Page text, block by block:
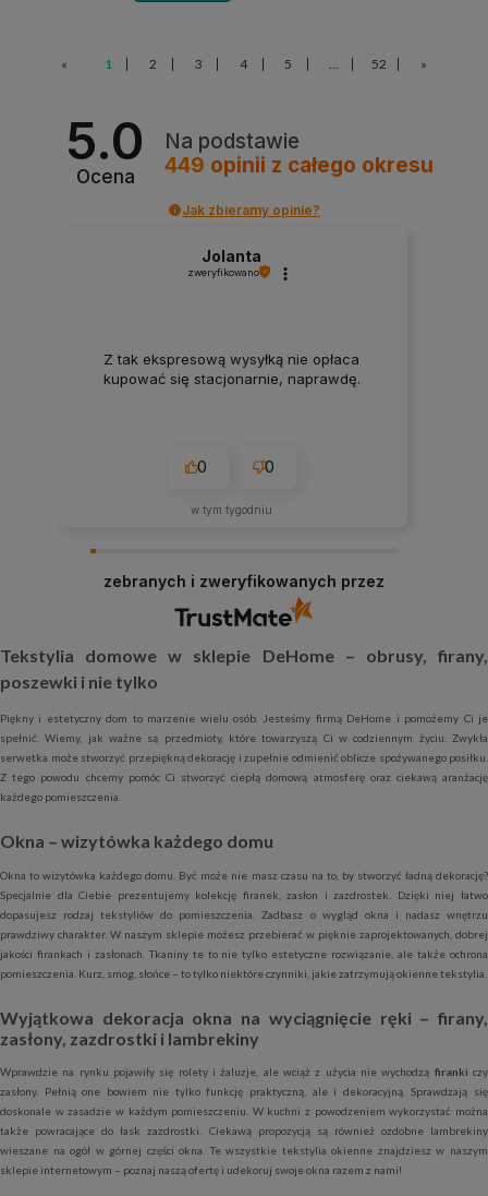
« 1 2 3 4 5 52 »
5.0
Ocena
Na podstawie
449 opinii z całego okresu
Jak zbieramy opinie?
Jolanta
zweryfikowano
Z tak ekspresową wysyłką nie opłaca
kupować się stacjonarnie, naprawdę.
0 0
w tym tygodniu
zebranych i zweryfikowanych przez
Tekstylia domowe w sklepie DeHome – obrusy, firany,
poszewki i nie tylko
Piękny i estetyczny dom to marzenie wielu osób. Jesteśmy firmą DeHome i pomożemy Ci je
spełnić. Wiemy, jak ważne są przedmioty, które towarzyszą Ci w codziennym życiu. Zwykła
serwetka może stworzyć przepiękną dekorację i zupełnie odmienić oblicze spożywanego posiłku.
Z tego powodu chcemy pomóc Ci stworzyć ciepłą domową atmosferę oraz ciekawą aranżację
każdego pomieszczenia.
Okna – wizytówka każdego domu
Okna to wizytówka każdego domu. Być może nie masz czasu na to, by stworzyć ładną dekorację?
Specjalnie dla Ciebie prezentujemy kolekcję firanek, zasłon i zazdrostek. Dzięki niej łatwo
dopasujesz rodzaj tekstyliów do pomieszczenia. Zadbasz o wygląd okna i nadasz wnętrzu
prawdziwy charakter. W naszym sklepie możesz przebierać w pięknie zaprojektowanych, dobrej
jakości firankach i zasłonach. Tkaniny te to nie tylko estetyczne rozwiązanie, ale także ochrona
pomieszczenia. Kurz, smog, słońce – to tylko niektóre czynniki, jakie zatrzymują okienne tekstylia.
Wyjątkowa dekoracja okna na wyciągnięcie ręki – firany,
zasłony, zazdrostki i lambrekiny
Wprawdzie na rynku pojawiły się rolety i żaluzje, ale wciąż z użycia nie wychodzą firanki czy
zasłony. Pełnią one bowiem nie tylko funkcję praktyczną, ale i dekoracyjną. Sprawdzają się
doskonale w zasadzie w każdym pomieszczeniu. W kuchni z powodzeniem wykorzystać można
także powracające do łask zazdrostki. Ciekawą propozycją są również ozdobne lambrekiny
wieszane na ogół w górnej części okna. Te wszystkie tekstylia okienne znajdziesz w naszym
sklepie internetowym – poznaj naszą ofertę i udekoruj swoje okna razem z nami!